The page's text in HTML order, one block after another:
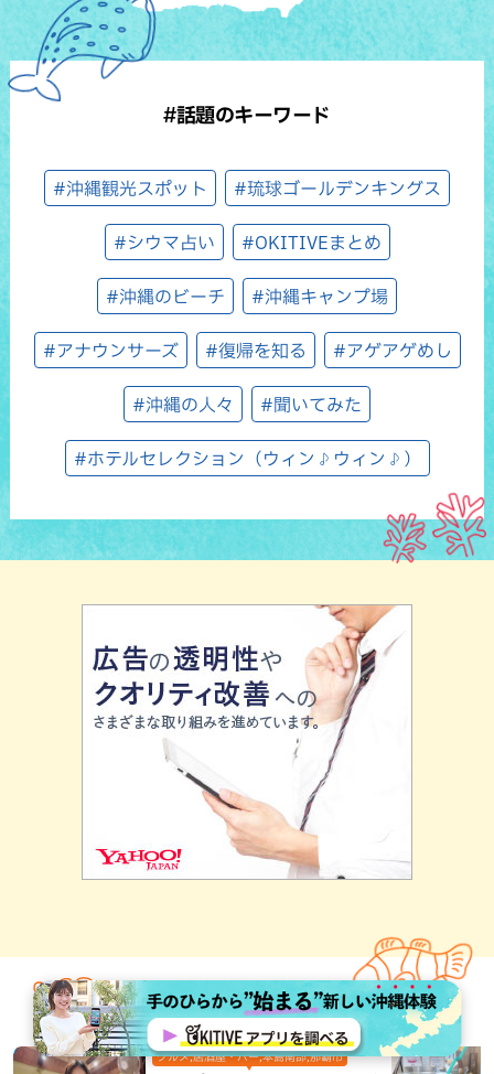
#話題のキーワード
#沖縄観光スポット #琉球ゴールデンキングス
#シウマ占い #OKITIVEまとめ
#沖縄のビーチ #沖縄キャンプ場
#アナウンサーズ #復帰を知る #アゲアゲめし
#沖縄の人々 #聞いてみた
#ホテルセレクション（ウィン♪ウィン♪）
あなたへおすすめ！
グルメ,居酒屋・バー,本島南部,那覇市